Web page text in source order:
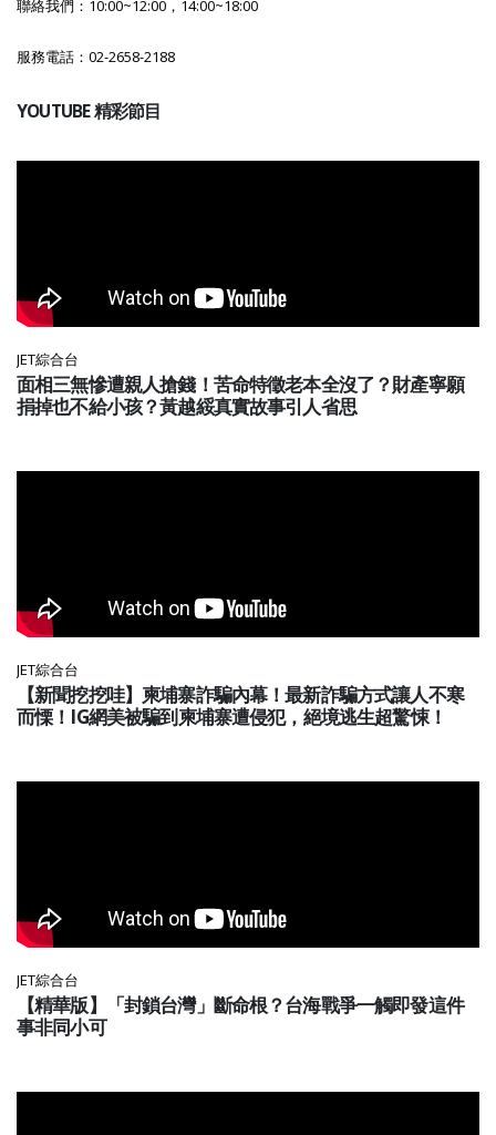
聯絡我們：10:00~12:00，14:00~18:00
服務電話：02-2658-2188
YOUTUBE 精彩節目
JET綜合台
面相三無慘遭親人搶錢！苦命特徵老本全沒了？財產寧願
捐掉也不給小孩？黃越綏真實故事引人省思
JET綜合台
【新聞挖挖哇】柬埔寨詐騙內幕！最新詐騙方式讓人不寒
而慄！IG網美被騙到柬埔寨遭侵犯，絕境逃生超驚悚！
JET綜合台
【精華版】「封鎖台灣」斷命根？台海戰爭一觸即發這件
事非同小可